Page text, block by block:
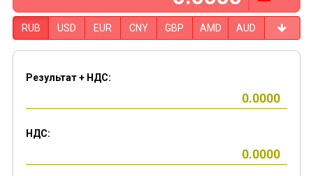
RUB USD EUR CNY GBP AMD AUD
Результат + НДС:
НДС: